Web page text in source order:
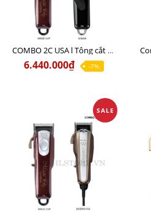
COMBO 2C USA l Tông cắt Senior + Tông cắt Magic clip
6.440.000₫ -7%
SALE